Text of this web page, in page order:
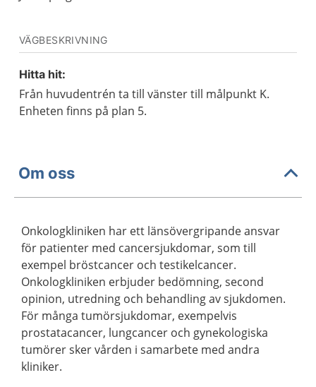
VÄGBESKRIVNING
Hitta hit:
Från huvudentrén ta till vänster till målpunkt K.
Enheten finns på plan 5.
Om oss
Onkologkliniken har ett länsövergripande ansvar
för patienter med cancersjukdomar, som till
exempel bröstcancer och testikelcancer.
Onkologkliniken erbjuder bedömning, second
opinion, utredning och behandling av sjukdomen.
För många tumörsjukdomar, exempelvis
prostatacancer, lungcancer och gynekologiska
tumörer sker vården i samarbete med andra
kliniker.